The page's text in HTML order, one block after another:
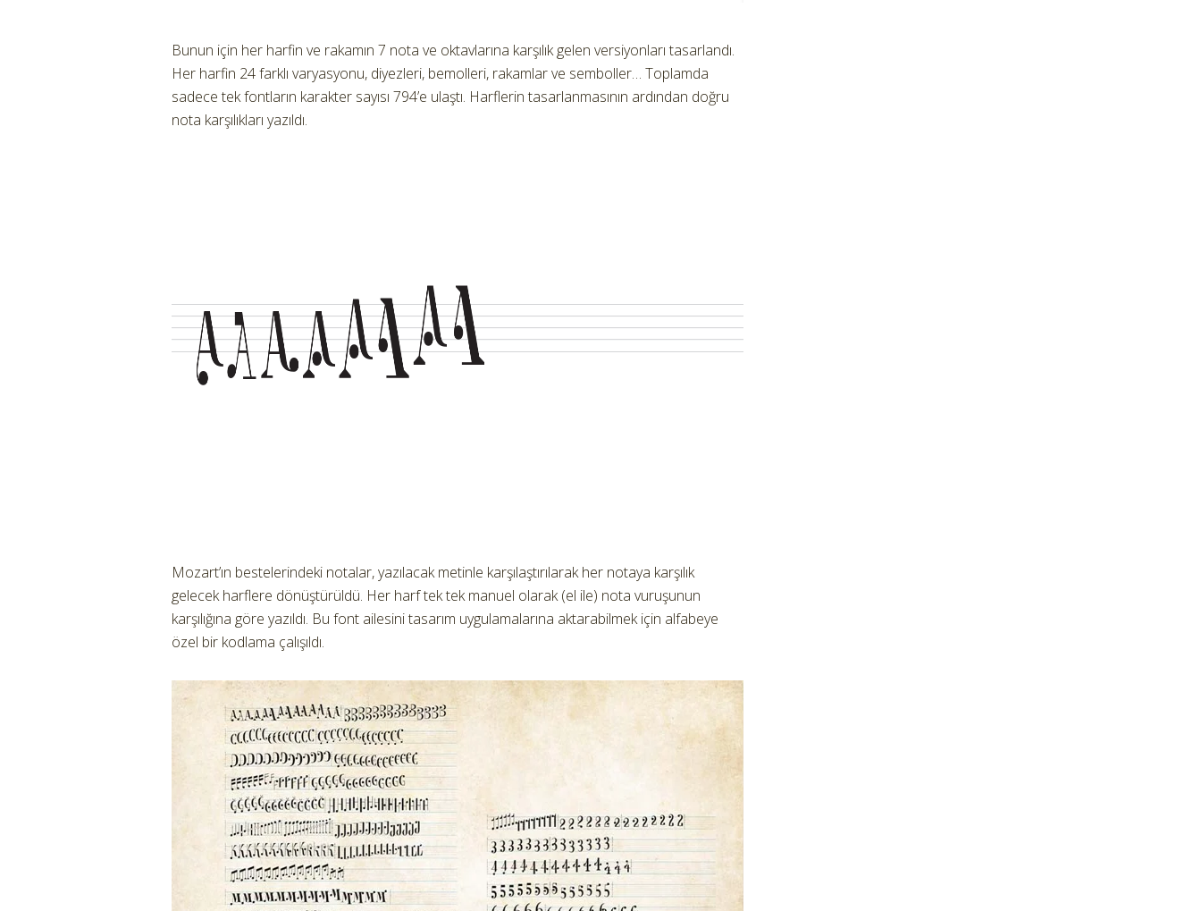
Bunun için her harfin ve rakamın 7 nota ve oktavlarına karşılık gelen versiyonları tasarlandı.
Her harfin 24 farklı varyasyonu, diyezleri, bemolleri, rakamlar ve semboller… Toplamda
sadece tek fontların karakter sayısı 794’e ulaştı. Harflerin tasarlanmasının ardından doğru
nota karşılıkları yazıldı.
Mozart’ın bestelerindeki notalar, yazılacak metinle karşılaştırılarak her notaya karşılık
gelecek harflere dönüştürüldü. Her harf tek tek manuel olarak (el ile) nota vuruşunun
karşılığına göre yazıldı. Bu font ailesini tasarım uygulamalarına aktarabilmek için alfabeye
özel bir kodlama çalışıldı.